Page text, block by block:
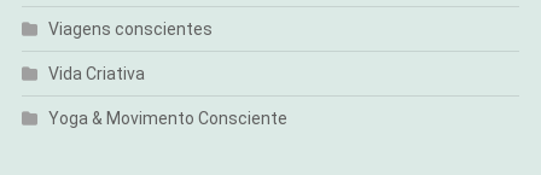
Viagens conscientes
Vida Criativa
Yoga & Movimento Consciente